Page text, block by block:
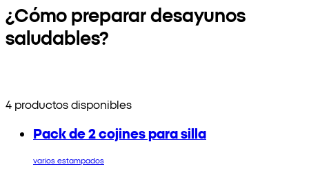
¿Cómo preparar desayunos
saludables?
4 productos disponibles
Pack de 2 cojines para silla
varios estampados